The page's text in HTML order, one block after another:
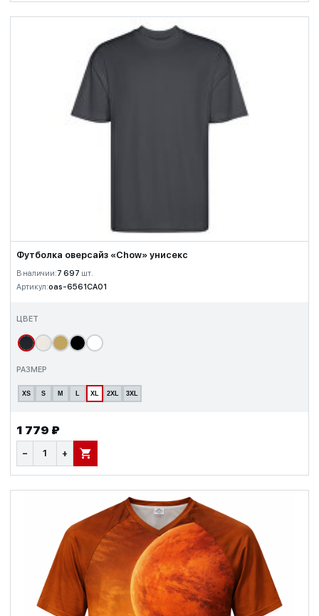
Футболка оверсайз «Chow» унисекс
В наличии:7 697 шт.
Артикул:oas-6561CA01
ЦВЕТ
РАЗМЕР
XS S M XL 2XL 3XL
1 779 ₽
− + В КОРЗИНУ